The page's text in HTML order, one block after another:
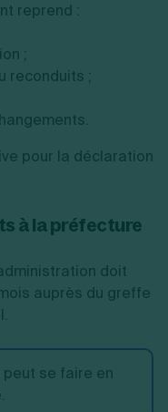
reprend :
;
reconduits ;
pour la déclaration
à la préfecture
doit
auprès du greffe
se faire en